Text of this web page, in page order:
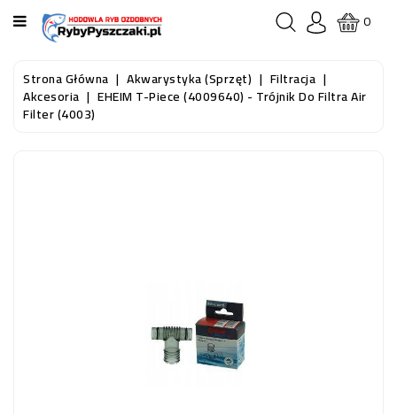
KATEGORIA
STRONA
GŁÓWNA
0
Strona Główna Akwarystyka (sprzęt) Filtracja
Akcesoria EHEIM T-Piece (4009640) - Trójnik Do Filtra Air
Filter (4003)